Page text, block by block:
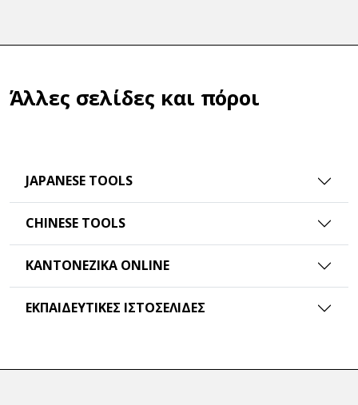
Άλλες σελίδες και πόροι
JAPANESE TOOLS
CHINESE TOOLS
ΚΑΝΤΟΝΈΖΙΚΑ ONLINE
ΕΚΠΑΙΔΕΥΤΙΚΈΣ ΙΣΤΟΣΕΛΊΔΕΣ